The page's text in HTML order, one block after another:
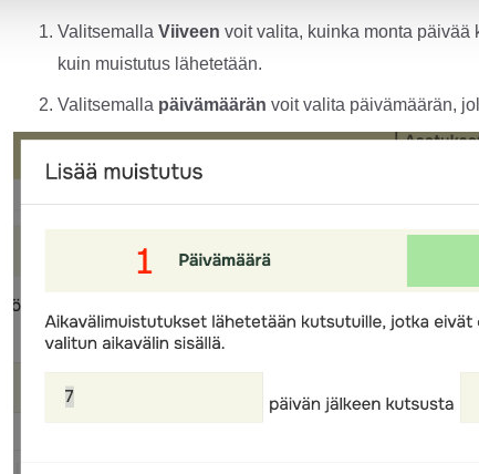
Valitsemalla Viiveen voit valita, kuinka monta päivää
kuin muistutus lähetetään.
Valitsemalla päivämäärän voit valita päivämäärän,